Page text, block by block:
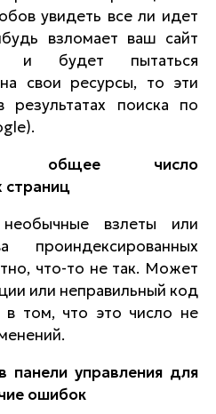
увидеть все ли идет
взломает ваш сайт
и будет пытаться
свои ресурсы, то эти
результатах поиска по
общее число
страниц
взлеты или
проиндексированных
что-то не так. Может
или неправильный код
в том, что это число не
панели управления для
ошибок